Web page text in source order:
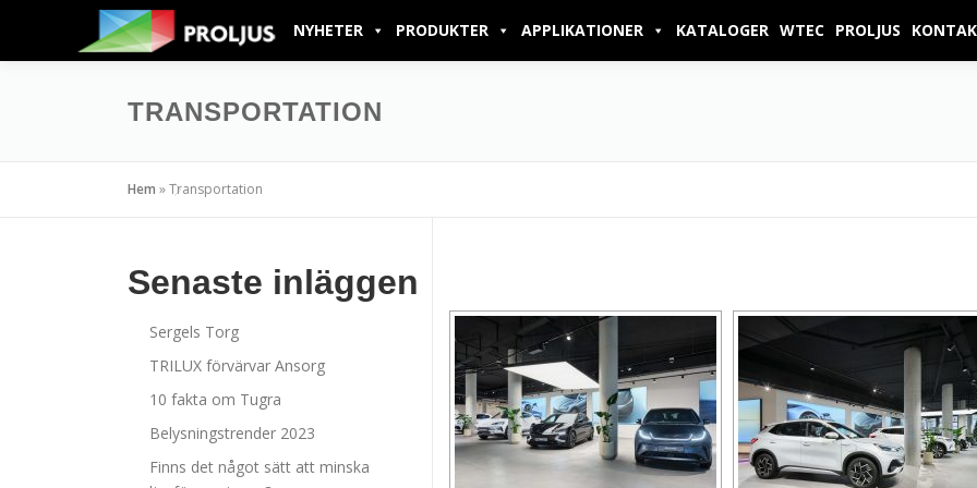
NYHETER PRODUKTER APPLIKATIONER KATALOGER WTEC PROLJUS
TRANSPORTATION
Hem »Transportation
Senaste inläggen
Sergels Torg
TRILUX förvärvar Ansorg
10 fakta om Tugra
Belysningstrender 2023
Finns det något sätt att minska